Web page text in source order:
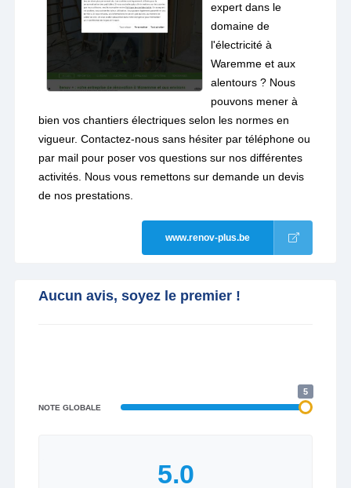
expert dans le
domaine de
l'électricité à
Waremme et aux
alentours ? Nous
pouvons mener à
bien vos chantiers électriques selon les normes en
vigueur. Contactez-nous sans hésiter par téléphone ou
par mail pour poser vos questions sur nos différentes
activités. Nous vous remettons sur demande un devis
de nos prestations.
www.renov-plus.be
Aucun avis, soyez le premier !
NOTE GLOBALE
5